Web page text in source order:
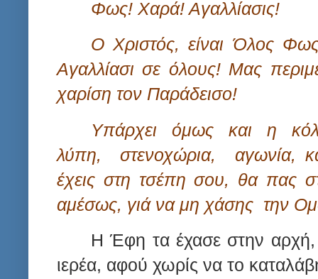
Φως! Χαρά! Αγαλλίασις!
Ο Χριστός, είναι Όλος
Αγαλλίασι σε όλους! Μας
χαρίση τον Παράδεισο!
Υπάρχει
όμως και η
λύπη,
στενοχώρια,
αγωνία,
έχεις στη τσέπη σου, θα πας
αμέσως, γιά να μη χάσης την
Η Έφη τα έχασε στην αρχή,
ιερέα, αφού χωρίς να το